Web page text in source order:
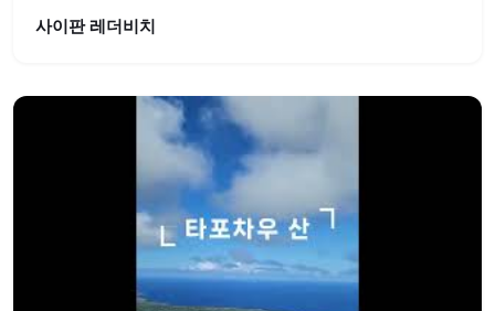
사이판 레더비치